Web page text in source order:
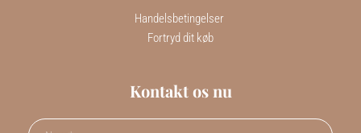
Handelsbetingelser
Fortryd dit køb
Kontakt os nu